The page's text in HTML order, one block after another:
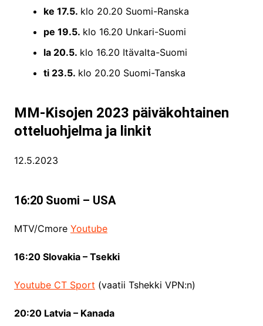
ke 17.5. klo 20.20 Suomi-Ranska
pe 19.5. klo 16.20 Unkari-Suomi
la 20.5. klo 16.20 Itävalta-Suomi
ti 23.5. klo 20.20 Suomi-Tanska
MM-Kisojen 2023 päiväkohtainen
otteluohjelma ja linkit
12.5.2023
16:20 Suomi – USA
MTV/Cmore Youtube
16:20 Slovakia – Tsekki
Youtube CT Sport (vaatii Tshekki VPN:n)
20:20 Latvia – Kanada